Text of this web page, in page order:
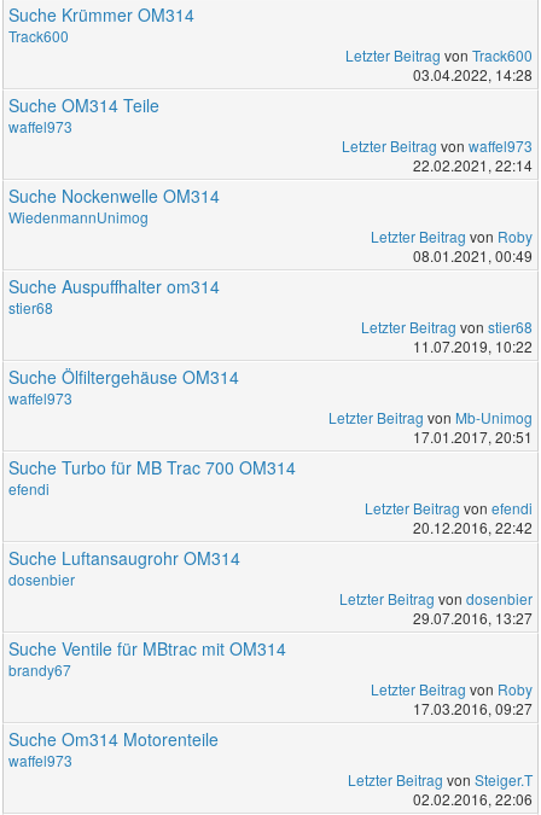
Suche Krümmer OM314
Track600
Letzter Beitrag von Track600
03.04.2022, 14:28
Suche OM314 Teile
waffel973
Letzter Beitrag von waffel973
22.02.2021, 22:14
Suche Nockenwelle OM314
WiedenmannUnimog
Letzter Beitrag von Roby
08.01.2021, 00:49
Suche Auspuffhalter om314
stier68
Letzter Beitrag von stier68
11.07.2019, 10:22
Suche Ölfiltergehäuse OM314
waffel973
Letzter Beitrag von Mb-Unimog
17.01.2017, 20:51
Suche Turbo für MB Trac 700 OM314
efendi
Letzter Beitrag von efendi
20.12.2016, 22:42
Suche Luftansaugrohr OM314
dosenbier
Letzter Beitrag von dosenbier
29.07.2016, 13:27
Suche Ventile für MBtrac mit OM314
brandy67
Letzter Beitrag von Roby
17.03.2016, 09:27
Suche Om314 Motorenteile
waffel973
Letzter Beitrag von Steiger.T
02.02.2016, 22:06